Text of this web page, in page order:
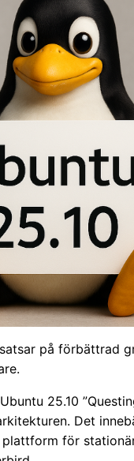
på förbättrad
25.10
Det
för